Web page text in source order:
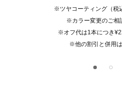
※ツヤコーティング（税
※カラー変更のご相
※オフ代は1本につき
※他の割引と併用